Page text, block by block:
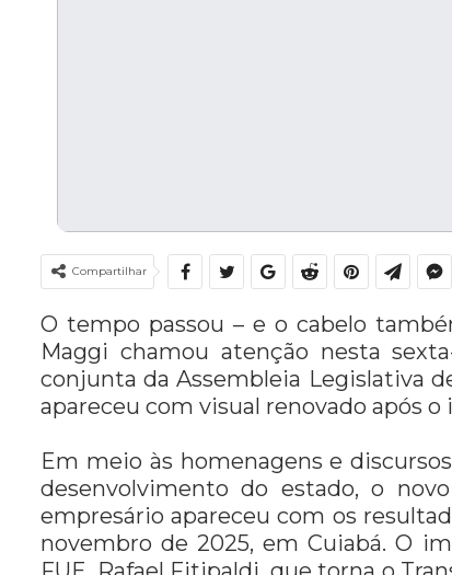
Compartilhar
O tempo passou – e o cabelo
Maggi chamou atenção nesta
conjunta da Assembleia Legislativa
apareceu com visual renovado após
Em meio às homenagens e
desenvolvimento do estado, o
empresário apareceu com os
novembro de 2025, em Cuiabá. O